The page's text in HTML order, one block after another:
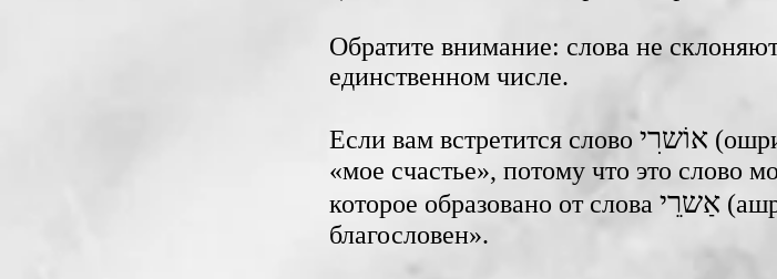
Обратите внимание: слова не
единственном ‎числе.
Если вам встретится слово ‎
‎‎«мое счастье», потому что это слово
‎которое образовано от слова ‎ אַשרֵי
‎благословен».